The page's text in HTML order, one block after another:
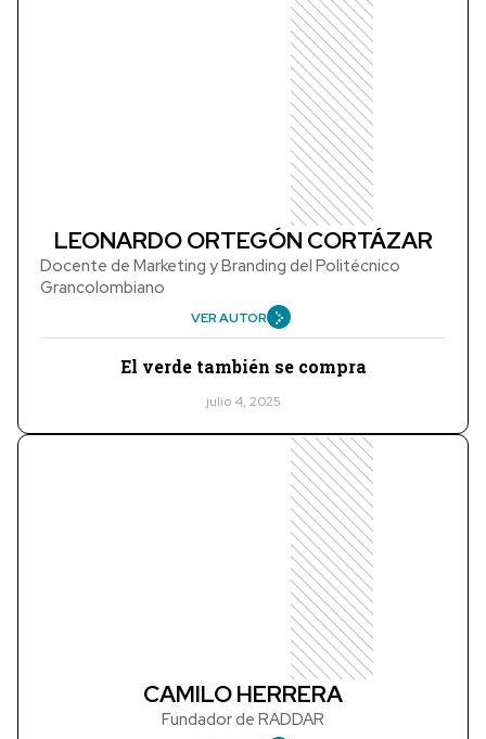
LEONARDO ORTEGÓN CORTÁZAR
Docente de Marketing y Branding del Politécnico
Grancolombiano
VER AUTOR
El verde también se compra
julio 4, 2025
CAMILO HERRERA
Fundador de RADDAR